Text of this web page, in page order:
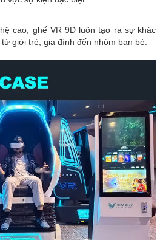
cao, ghế VR 9D luôn tạo ra sự khác
giới trẻ, gia đình đến nhóm bạn bè.